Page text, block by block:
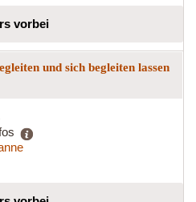
vorbei
und sich begleiten lassen